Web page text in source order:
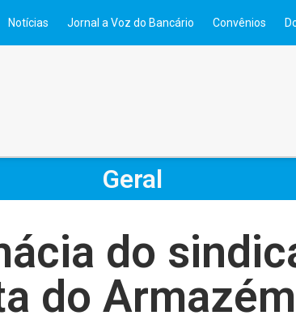
Notícias Jornal a Voz do Bancário Convênios
Geral
do
do